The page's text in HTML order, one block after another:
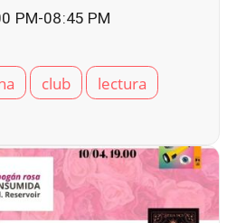
PM-08:45 PM
club
lectura